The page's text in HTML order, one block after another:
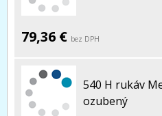
79,36 € bez DPH
540 H rukáv
ozubený